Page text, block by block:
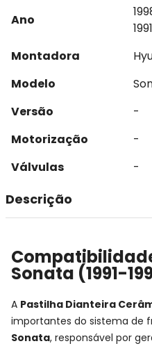
Ano
1991
Montadora
Modelo
Versão
-
Motorização
-
Válvulas
-
Descrição
Sonata (1991-
A Pastilha Dianteira
importantes do sistema de
Sonata, responsável por